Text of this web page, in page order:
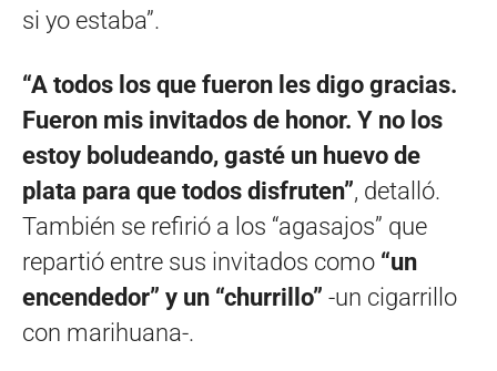
si yo estaba”.
“A todos los que fueron les digo gracias.
Fueron mis invitados de honor. Y no los
estoy boludeando, gasté un huevo de
plata para que todos disfruten”, detalló.
También se refirió a los “agasajos” que
repartió entre sus invitados como “un
encendedor” y un “churrillo” -un cigarrillo
con marihuana-.